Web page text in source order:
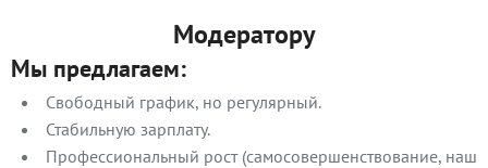
Модератору
Мы предлагаем:
Свободный график, но регулярный.
Стабильную зарплату.
Профессиональный рост (самосовершенствование, наш